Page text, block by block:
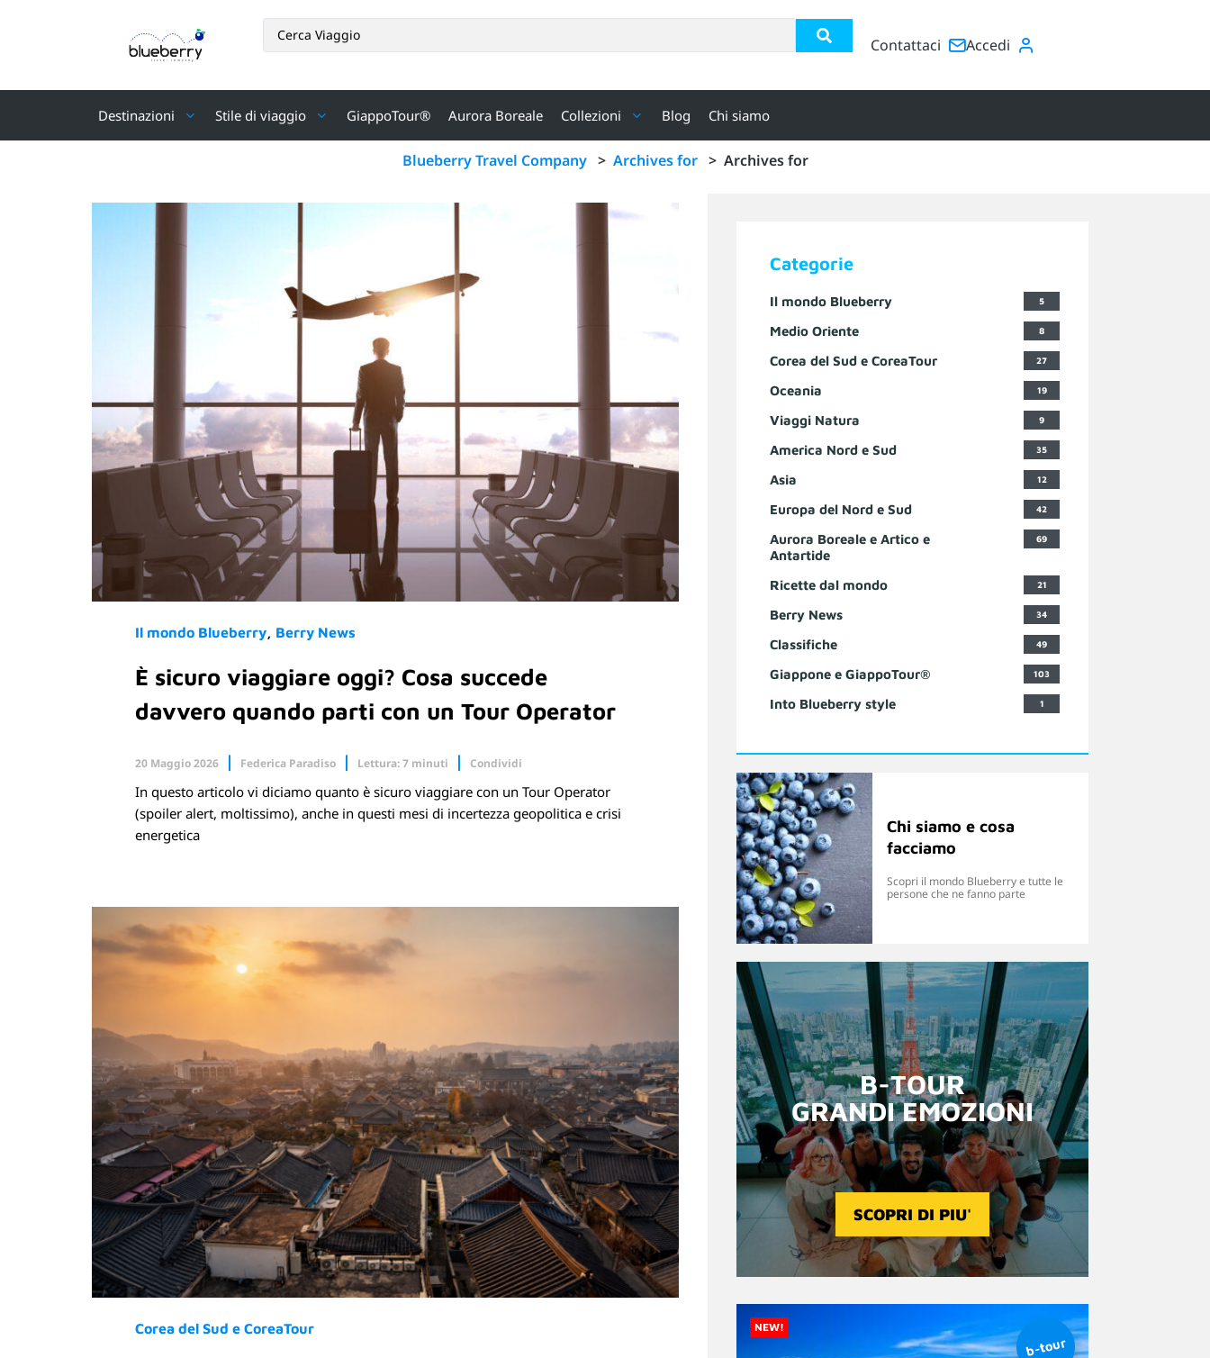
Contattaci Accedi
Destinazioni Stile di viaggio GiappoTour® Aurora Boreale Collezioni Blog Chi siamo
Blueberry Travel Company> Archives for> Archives for
Il mondo Blueberry Berry News
È sicuro viaggiare oggi? Cosa succede
davvero quando parti con un Tour Operator
20 Maggio 2026 Federica Paradiso Lettura: 7 minuti Condividi
Facebook X.com Linkedin
In questo articolo vi diciamo quanto è sicuro viaggiare con un Tour Operator
(spoiler alert, moltissimo), anche in questi mesi di incertezza geopolitica e crisi
energetica
Corea del Sud e CoreaTour
Categorie
Il mondo Blueberry 5
Medio Oriente 8
Corea del Sud e CoreaTour 27
Oceania 19
Viaggi Natura 9
America Nord e Sud 35
Asia 12
Europa del Nord e Sud 42
Aurora Boreale e Artico e
Antartide
69
Ricette dal mondo 21
Berry News 34
Classifiche 49
Giappone e GiappoTour® 103
Into Blueberry style 1
Chi siamo e cosa
facciamo
Scopri il mondo Blueberry e tutte le
persone che ne fanno parte
B-TOUR
GRANDI EMOZIONI
SCOPRI DI PIU'
NEW!